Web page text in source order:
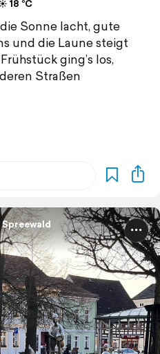
18 °C
Sonne lacht, gute
und die Laune steigt
ging’s los,
Straßen
Spreewald